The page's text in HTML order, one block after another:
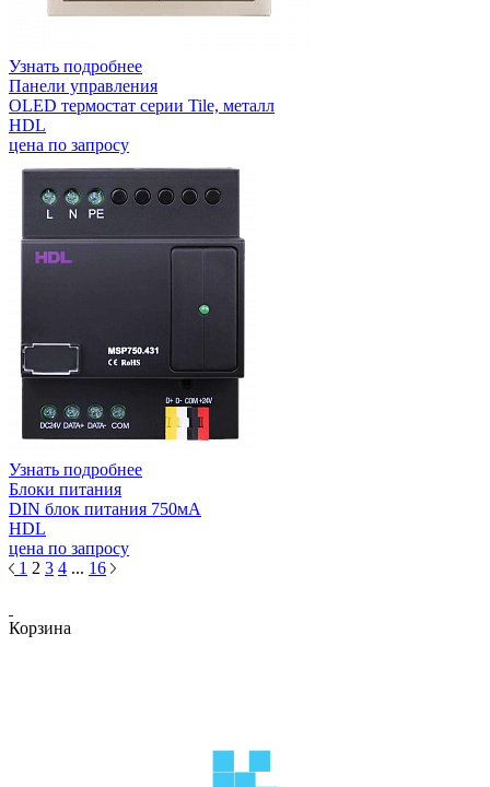
Узнать подробнее
Панели управления
OLED термостат серии Tile, металл
HDL
цена по запросу
Узнать подробнее
Блоки питания
DIN блок питания 750мА
HDL
цена по запросу
1 2 3 4 ... 16
Корзина